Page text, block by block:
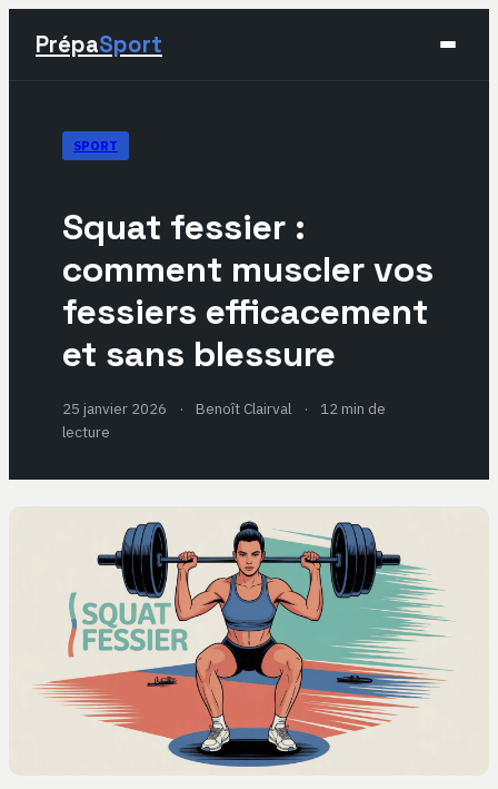
PrépaSport
Sport
Développement Personnel
Lifestyle
SPORT
Squat fessier :
comment muscler vos
fessiers efficacement
et sans blessure
25 janvier 2026 · Benoît Clairval ·
12 min de
lecture